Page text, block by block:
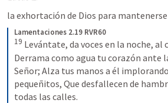
la exhortación de Dios para
Lamentaciones 2.19 RVR60
19 Levántate, da voces en la noche, al
Derrama como agua tu corazón ante
Señor; Alza tus manos a él
pequeñitos, Que desfallecen de
todas las calles.